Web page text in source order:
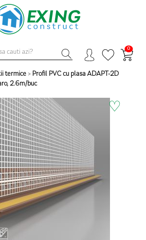
0
termice > Profil PVC cu plasa ADAPT-2D
2.6m/buc
♡